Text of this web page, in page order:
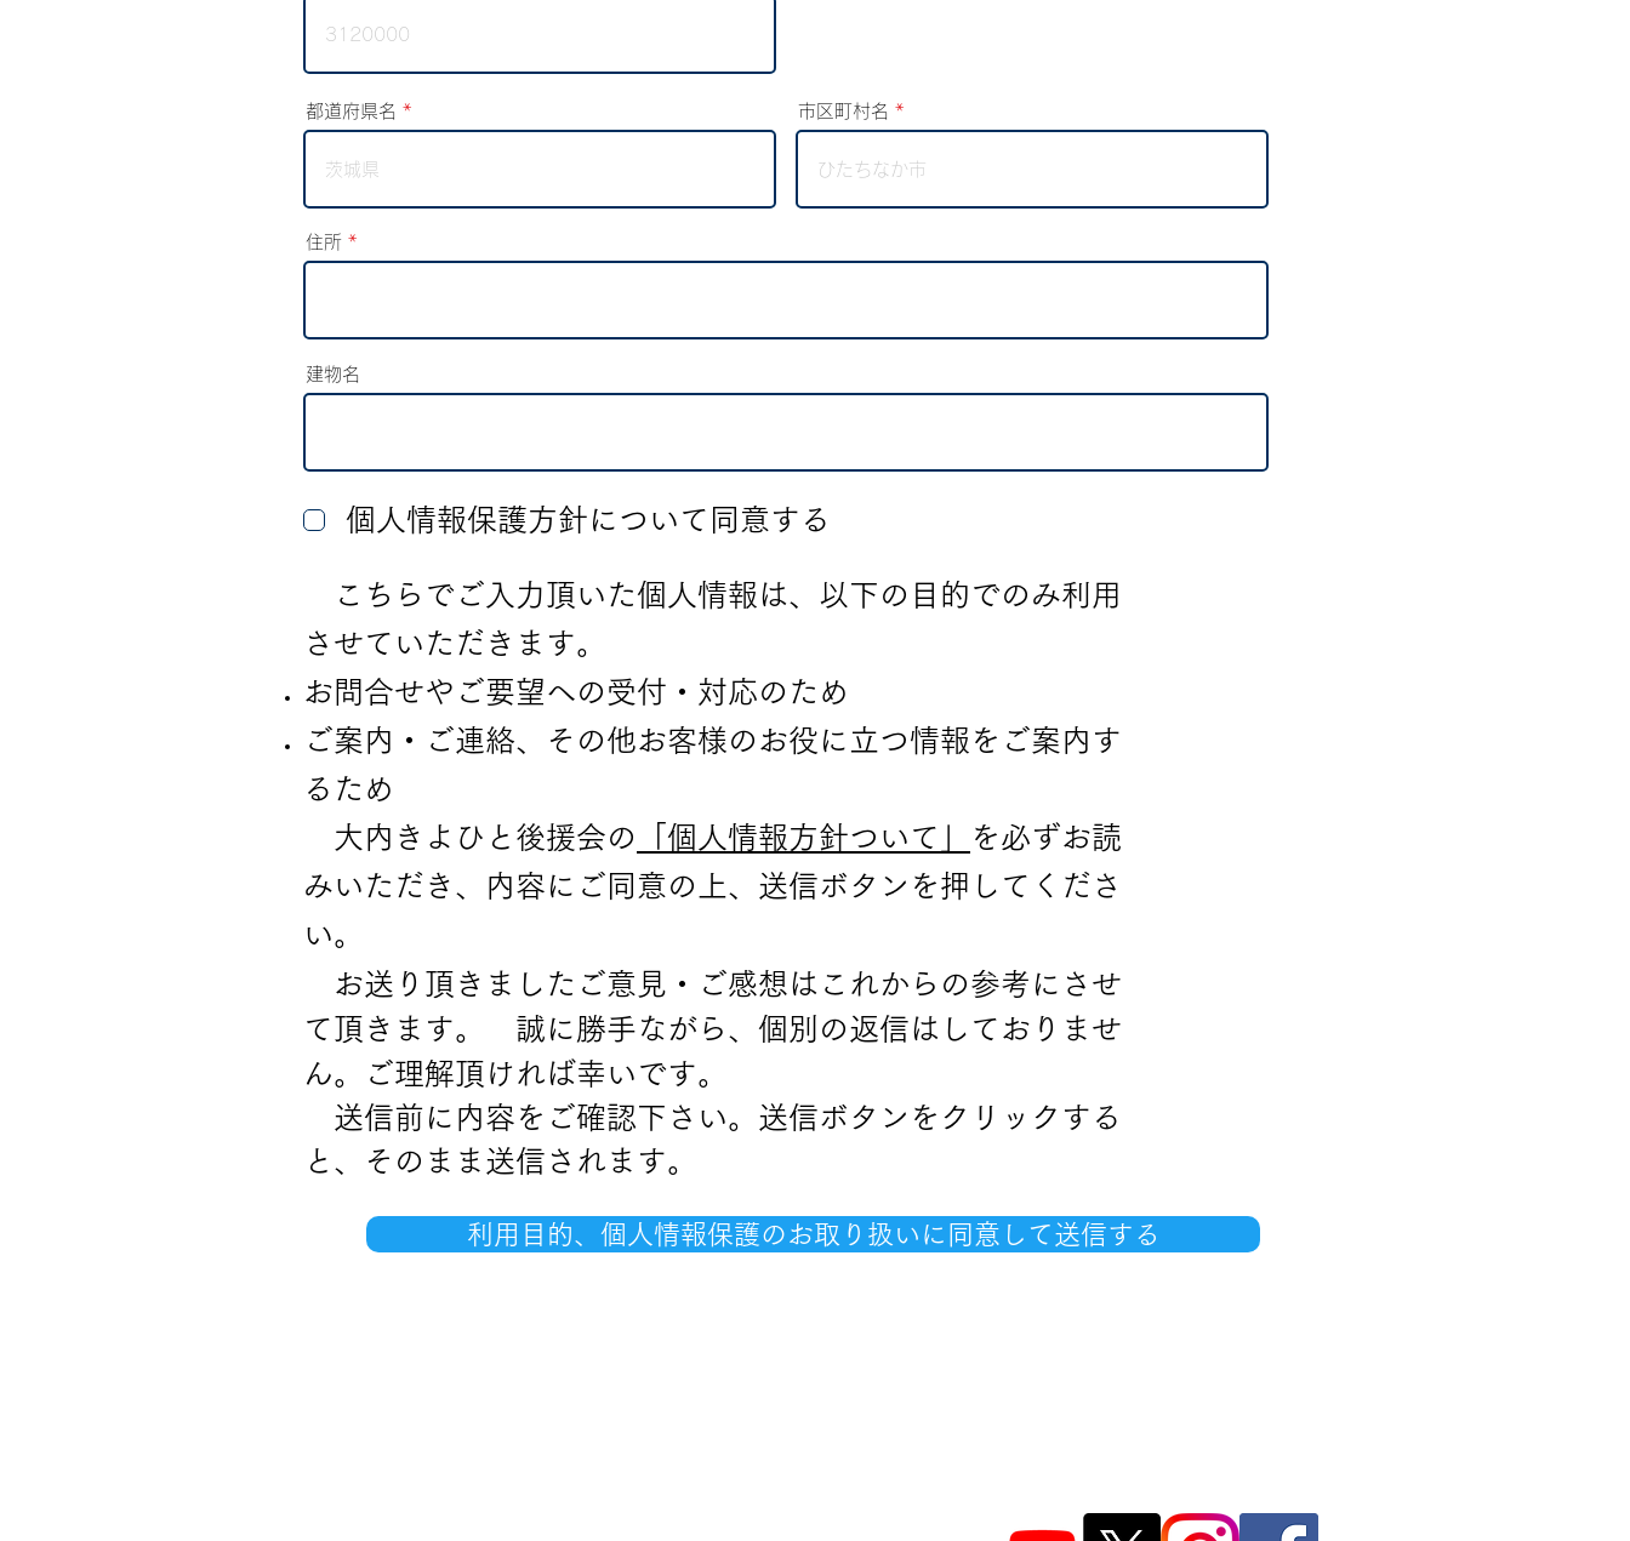
都道府県名 市区町村名
住所
建物名
個人情報保護方針について同意する
こちらでご入力頂いた個人情報は、以下の目的でのみ利用
させていただきます。
お問合せやご要望への受付・対応のため
ご案内・ご連絡、その他お客様のお役に立つ情報をご案内す
るため
大内きよひと後援会の
「個人情報方針ついて」
を必ずお読
みいただき、内容にご同意の上、送信ボタンを押してくださ
い。
お送り頂きましたご意見・ご感想はこれからの参考にさせ
て頂きます。
誠に勝手ながら、個別の返信はしておりませ
ん。ご理解頂ければ幸いです。
送信前に内容をご確認下さい。送信ボタンをクリックする
と、そのまま送信されます。
利用目的、個人情報保護のお取り扱いに同意して送信する